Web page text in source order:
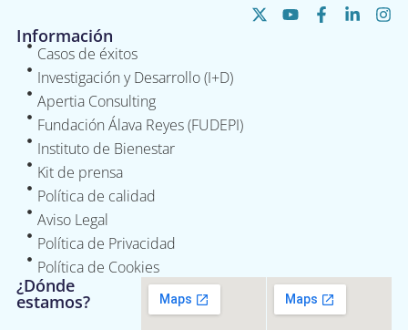
Información
Casos de éxitos
Investigación y Desarrollo (I+D)
Apertia Consulting
Fundación Álava Reyes (FUDEPI)
Instituto de Bienestar
Kit de prensa
Política de calidad
Aviso Legal
Política de Privacidad
Política de Cookies
¿Dónde
estamos?